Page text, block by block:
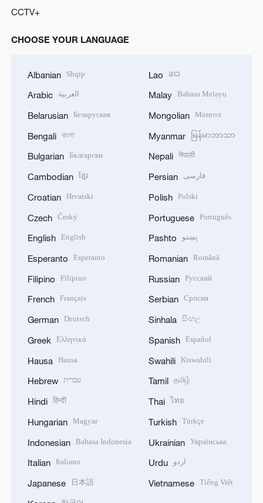
CCTV+
CHOOSE YOUR LANGUAGE
Albanian Shqip
Arabic العربية
Belarusian Беларуская
Bengali বাংলা
Bulgarian Български
Cambodian ខ្មែរ
Croatian Hrvatski
Czech Český
English English
Esperanto Esperanto
Filipino Filipino
French Français
German Deutsch
Greek Ελληνικά
Hausa Hausa
Hebrew עברית
Hindi हिन्दी
Hungarian Magyar
Indonesian Bahasa Indonesia
Italian Italiano
Japanese 日本語
Lao ລາວ
Malay Bahasa Melayu
Mongolian Монгол
Myanmar မြန်မာဘာသာ
Nepali नेपाली
Persian فارسی
Polish Polski
Portuguese Português
Pashto پښتو
Romanian Română
Russian Русский
Serbian Српски
Sinhala සිංහල
Spanish Español
Swahili Kiswahili
Tamil தமிழ்
Thai ไทย
Turkish Türkçe
Ukrainian Українська
Urdu اردو
Vietnamese Tiếng Việt